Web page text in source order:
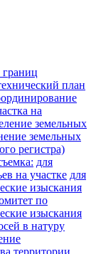
план
на
земельных
земельных
регистра)
для
на участке для
изыскания
по
изыскания
в натуру
территории